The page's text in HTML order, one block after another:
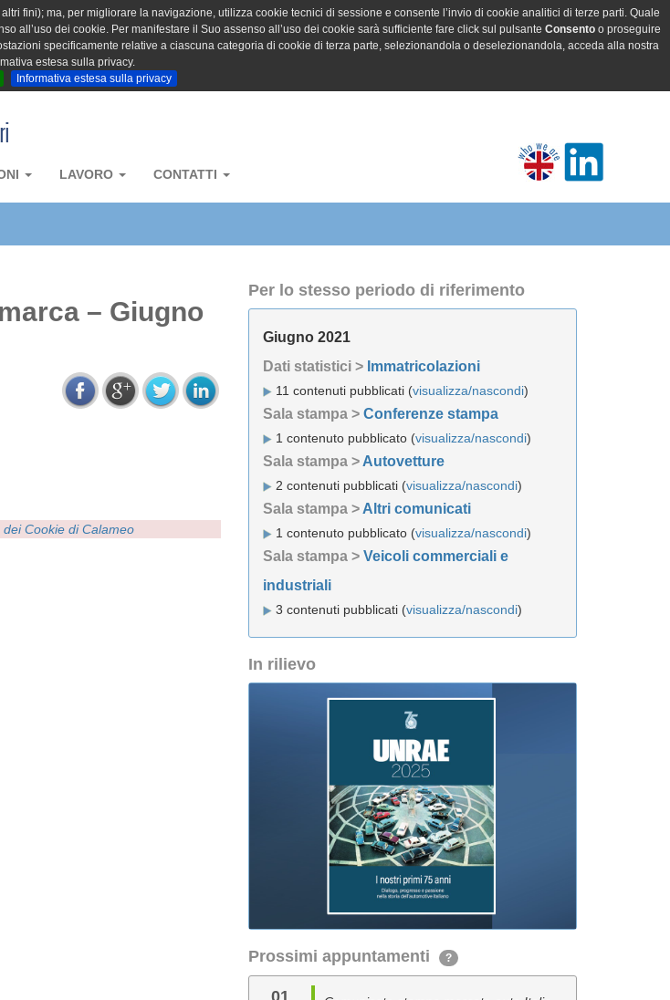
fini); ma, per migliorare la navigazione, utilizza cookie tecnici di sessione e consente l’invio di cookie analitici di terze parti. Quale
dei cookie. Per manifestare il Suo assenso all’uso dei cookie sarà sufficiente fare click sul pulsante Consentoo proseguire
specificamente relative a ciascuna categoria di cookie di terza parte, selezionandola o deselezionandola, acceda alla nostra
estesa sulla privacy.
Informativa estesa sulla privacy
LAVORO CONTATTI
– Giugno
Cookie di Calameo
Per lo stesso periodo di riferimento
Giugno 2021
Dati statistici > Immatricolazioni
11 contenuti pubblicati (visualizza/nascondi)
Sala stampa > Conferenze stampa
1 contenuto pubblicato (visualizza/nascondi)
Sala stampa > Autovetture
2 contenuti pubblicati (visualizza/nascondi)
Sala stampa > Altri comunicati
1 contenuto pubblicato (visualizza/nascondi)
Sala stampa > Veicoli commerciali e
industriali
3 contenuti pubblicati (visualizza/nascondi)
In rilievo
Prossimi appuntamenti ?
01